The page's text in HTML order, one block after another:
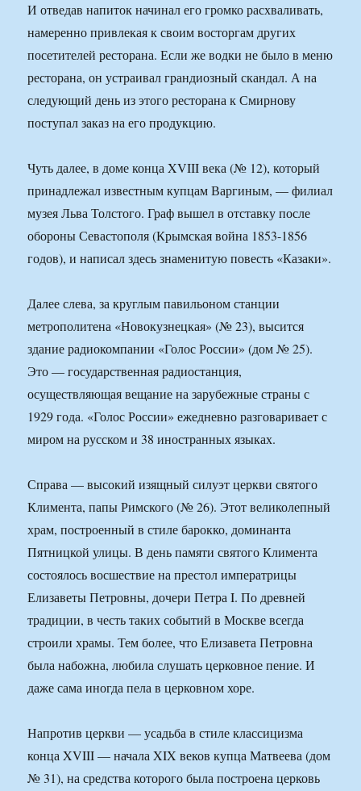
И отведав напиток начинал его громко расхваливать,
намеренно привлекая к своим восторгам других
посетителей ресторана. Если же водки не было в меню
ресторана, он устраивал грандиозный скандал. А на
следующий день из этого ресторана к Смирнову
поступал заказ на его продукцию.
Чуть далее, в доме конца XVIII века (№ 12), который
принадлежал известным купцам Варгиным, — филиал
музея Льва Толстого. Граф вышел в отставку после
обороны Севастополя (Крымская война 1853-1856
годов), и написал здесь знаменитую повесть «Казаки».
Далее слева, за круглым павильоном станции
метрополитена «Новокузнецкая» (№ 23), высится
здание радиокомпании «Голос России» (дом № 25).
Это — государственная радиостанция,
осуществляющая вещание на зарубежные страны с
1929 года. «Голос России» ежедневно разговаривает с
миром на русском и 38 иностранных языках.
Справа — высокий изящный силуэт церкви святого
Климента, папы Римского (№ 26). Этот великолепный
храм, построенный в стиле барокко, доминанта
Пятницкой улицы. В день памяти святого Климента
состоялось восшествие на престол императрицы
Елизаветы Петровны, дочери Петра I. По древней
традиции, в честь таких событий в Москве всегда
строили храмы. Тем более, что Елизавета Петровна
была набожна, любила слушать церковное пение. И
даже сама иногда пела в церковном хоре.
Напротив церкви — усадьба в стиле классицизма
конца XVIII — начала XIX веков купца Матвеева (дом
№ 31), на средства которого была построена церковь